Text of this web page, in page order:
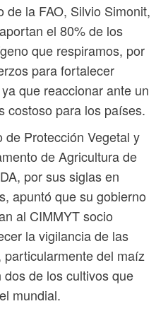
de la FAO, Silvio Simonit,
el 80% de los
que respiramos, por
para fortalecer
que reaccionar ante un
costoso para los países.
de Protección Vegetal y
de Agricultura de
por sus siglas en
apuntó que su gobierno
al CIMMYT socio
la vigilancia de las
del maíz
de los cultivos que
mundial.